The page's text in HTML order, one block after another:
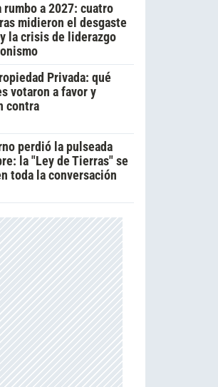
rumbo a 2027: cuatro
midieron el desgaste
la crisis de liderazgo
Privada: qué
votaron a favor y
contra
perdió la pulseada
la "Ley de Tierras" se
toda la conversación